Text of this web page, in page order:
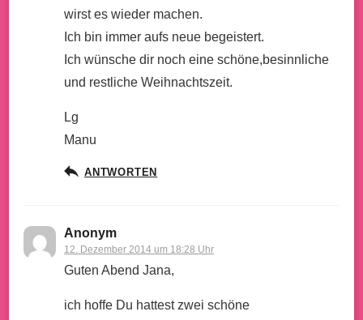
wirst es wieder machen.
Ich bin immer aufs neue begeistert.
Ich wünsche dir noch eine schöne,besinnliche
und restliche Weihnachtszeit.
Lg
Manu
ANTWORTEN
Anonym
12. Dezember 2014 um 18:28 Uhr
Guten Abend Jana,
ich hoffe Du hattest zwei schöne